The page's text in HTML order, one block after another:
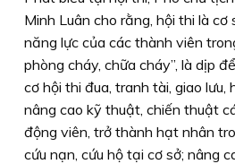
Minh Luân cho rằng, hội thi là
năng lực của các thành viên
phòng cháy, chữa cháy”, là dịp
cơ hội thi đua, tranh tài, giao lưu,
nâng cao kỹ thuật, chiến thuật
động viên, trở thành hạt nhân
cứu nạn, cứu hộ tại cơ sở; nâng